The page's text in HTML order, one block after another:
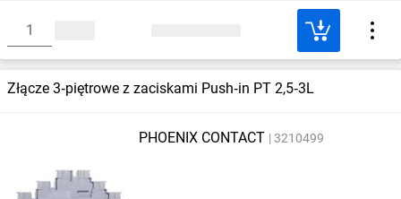
Złącze 3‑piętrowe z zaciskami Push‑in PT 2,5‑3L
PHOENIX CONTACT 3210499